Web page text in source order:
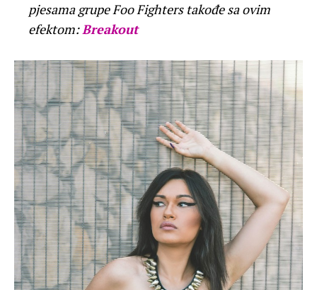
pjesama grupe Foo Fighters takođe sa ovim
efektom:Breakout